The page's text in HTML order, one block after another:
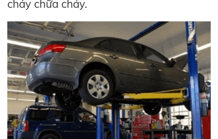
cháy chữa cháy.